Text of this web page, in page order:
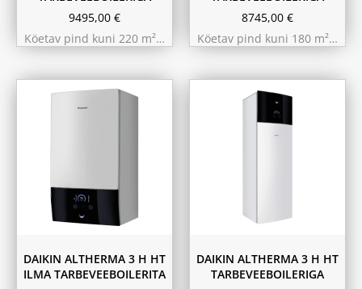
9495,00 €
Köetav pind kuni 220 m²…
8745,00 €
Köetav pind kuni 180 m²…
10.44 kW 260m²
9.75 kW 220m²
DAIKIN ALTHERMA 3 H HT
ILMA TARBEVEEBOILERITA
230L
DAIKIN ALTHERMA 3 H HT
TARBEVEEBOILERIGA